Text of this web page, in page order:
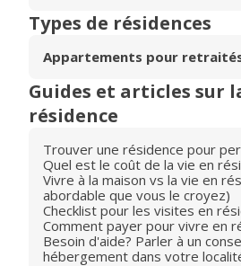
Types de résidences
Appartements pour
Guides et articles sur
résidence
Trouver une résidence pour
Quel est le coût de la vie en
Vivre à la maison vs la vie en
abordable que vous le croyez)
Checklist pour les visites en
Comment payer pour vivre en
Besoin d'aide? Parler à un
hébergement dans votre